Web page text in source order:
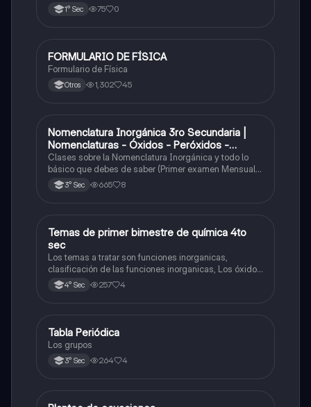
1° Sec 75 0
Física
FORMULARIO DE FÍSICA
Formulario de Física
Otros 1,302 45
Química
Nomenclatura Inorgánica 3ro Secundaria |
Nomenclaturas - Óxidos - Peróxidos -
Hidróxido o Bases
Clases sobre la Nomenclatura Inorgánica y todo lo
básico que debes de saber (Primer examen Mensual
2025)3° Sec 665 8
Química
Temas de primer bimestre de química 4to
sec
Los temas a tratar son funciones inorganicas,
clasificación de las funciones inorganicas, Los óxidos
y los óxidos ácidos
4° Sec 257 4
Química
Tabla Periódica
Los grupos
3° Sec 264 4